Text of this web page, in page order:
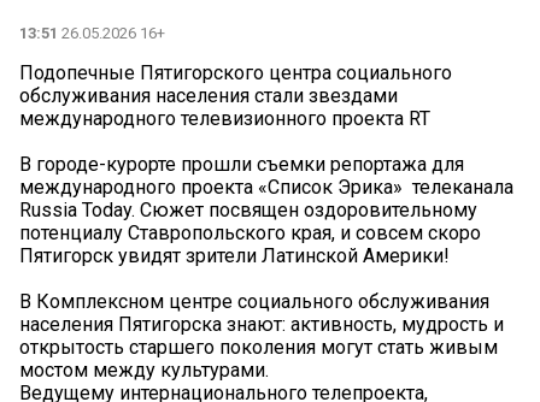
13:51 26.05.2026 16+
Подопечные Пятигорского центра социального
обслуживания населения стали звездами
международного телевизионного проекта RT
В городе-курорте прошли съемки репортажа для
международного проекта «Список Эрика» телеканала
Russia Today. Сюжет посвящен оздоровительному
потенциалу Ставропольского края, и совсем скоро
Пятигорск увидят зрители Латинской Америки!
В Комплексном центре социального обслуживания
населения Пятигорска знают: активность, мудрость и
открытость старшего поколения могут стать живым
мостом между культурами.
Ведущему интернационального телепроекта,